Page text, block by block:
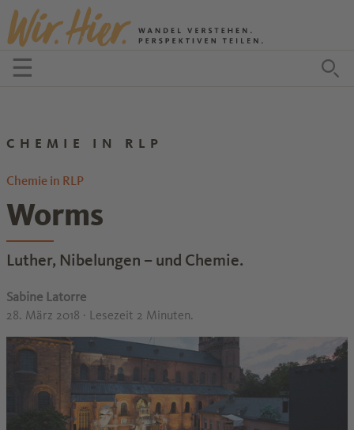
Zum Inhalt springen
☰Menü öffnen
CHEMIE IN RLP
Chemie in RLP
Worms
Luther, Nibelungen – und Chemie.
Sabine Latorre
28. März 2018 · Lesezeit 2 Minuten.